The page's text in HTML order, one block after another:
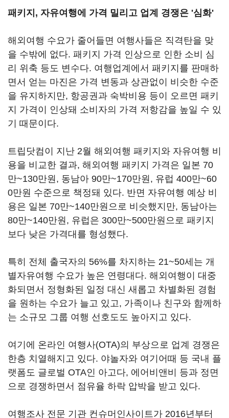
패키지, 자유여행에 가격 밀리고 업계 경쟁은 '심화'
해외여행 수요가 줄어들면 여행사들은 직격탄을 맞
을 수밖에 없다. 패키지 가격 인상으로 인한 소비 심
리 위축 등도 변수다. 여행업계에서 패키지를 판매하
면서 얻는 마진은 가격 변동과 상관없이 비슷한 수준
을 유지하지만, 항공권과 숙박비용 등이 오르면 패키
지 가격이 인상돼 소비자의 가격 저항감을 높일 수 있
기 때문이다.
트립닷컴이 지난 2월 해외여행 패키지와 자유여행 비
용을 비교한 결과, 해외여행 패키지 가격은 일본 70
만~130만원, 동남아 90만~170만원, 유럽 400만~60
0만원 수준으로 책정돼 있다. 반면 자유여행 예상 비
용은 일본 70만~140만원으로 비슷했지만, 동남아는
80만~140만원, 유럽은 300만~500만원으로 패키지
보다 낮은 가격대를 형성했다.
특히 전체 출국자의 56%를 차지하는 21~50세는 개
별자유여행 수요가 높은 연령대다. 해외여행이 대중
화되면서 정형화된 일정 대신 새롭고 차별화된 경험
을 원하는 수요가 늘고 있고, 가족이나 친구와 함께하
는 소규모 그룹 여행 선호도도 높아지고 있다.
여기에 온라인 여행사(OTA)의 부상으로 업계 경쟁은
한층 치열해지고 있다. 야놀자와 여기어때 등 국내 플
랫폼도 글로벌 OTA인 아고다, 에어비앤비 등과 정면
으로 경쟁하면서 점유율 하락 압박을 받고 있다.
여행조사 전문 기관 컨슈머인사이트가 2016년부터